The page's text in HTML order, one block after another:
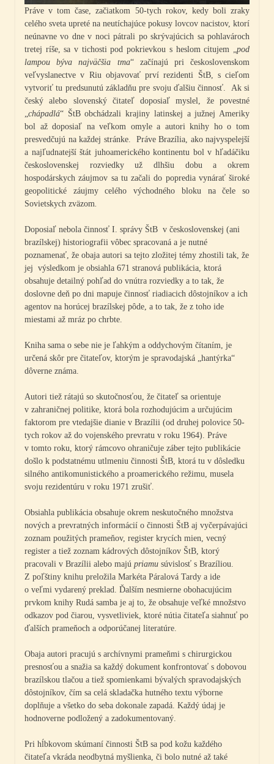
Práve v tom čase, začiatkom 50-tych rokov, kedy boli zraky
celého sveta upreté na neutíchajúce pokusy lovcov nacistov, ktorí
neúnavne vo dne v noci pátrali po skrývajúcich sa pohlavároch
tretej ríše, sa v tichosti pod pokrievkou s heslom citujem „ pod
lampou býva najväčšia tma“ začínajú pri československom
veľvyslanectve v Riu objavovať prví rezidenti ŠtB, s cieľom
vytvoriť tu predsunutú základňu pre svoju ďalšiu činnosť. Ak si
český alebo slovenský čitateľ doposiaľ myslel, že povestné
chápadlá“ ŠtB obchádzali krajiny latinskej a južnej Ameriky
bol až doposiaľ na veľkom omyle a autori knihy ho o tom
presvedčujú na každej stránke. Práve Brazília, ako najvyspelejší
a najľudnatejší štát juhoamerického kontinentu bol v hľadáčiku
československej rozviedky už dlhšiu dobu a okrem
hospodárskych záujmov sa tu začali do popredia vynárať široké
geopolitické záujmy celého východného bloku na čele so
Sovietskych zväzom
Doposiaľ nebola činnosť I. správy ŠtB v československej (ani
brazílskej) historiografii vôbec spracovaná a je nutné
poznamenať, že obaja autori sa tejto zložitej témy zhostili tak, že
jej výsledkom je obsiahla 671 stranová publikácia, ktorá
obsahuje detailný pohľad do vnútra rozviedky a to tak, že
doslovne deň po dni mapuje činnosť riadiacich dôstojníkov a ich
agentov na horúcej brazílskej pôde, a to tak, že z toho ide
miestami až mráz po chrbte.
Kniha sama o sebe nie je ľahkým a oddychovým čítaním, je
určená skôr pre čitateľov, ktorým je spravodajská „hantýrka“
dôverne známa.
Autori tiež rátajú so skutočnosťou, že čitateľ sa orientuje
v zahraničnej politike, ktorá bola rozhodujúcim a určujúcim
faktorom pre vtedajšie dianie v Brazílii (od druhej polovice 50-
tych rokov až do vojenského prevratu v roku 1964). Práve
v tomto roku, ktorý rámcovo ohraničuje záber tejto publikácie
došlo k podstatnému utlmeniu činnosti ŠtB, ktorá tu v dôsledku
silného antikomunistického a proamerického režimu, musela
svoju rezidentúru v roku 1971 zrušiť.
Obsiahla publikácia obsahuje okrem neskutočného množstva
nových a prevratných informácií o činnosti ŠtB aj vyčerpávajúci
zoznam použitých prameňov, register krycích mien, vecný
register a tiež zoznam kádrových dôstojníkov ŠtB, ktorý
pracovali v Brazílii alebo majú priamu súvislosť s Brazíliou.
Z poľštiny knihu preložila Markéta Páralová Tardy a ide
o veľmi vydarený preklad. Ďalším nesmierne obohacujúcim
prvkom knihy Rudá samba je aj to, že obsahuje veľké množstvo
odkazov pod čiarou, vysvetliviek, ktoré nútia čitateľa siahnuť po
ďalších prameňoch a odporúčanej literatúre.
Obaja autori pracujú s archívnymi prameňmi s chirurgickou
presnosťou a snažia sa každý dokument konfrontovať s dobovou
brazílskou tlačou a tiež spomienkami bývalých spravodajských
dôstojníkov, čím sa celá skladačka hutného textu výborne
doplňuje a všetko do seba dokonale zapadá. Každý údaj je
hodnoverne podložený a zadokumentovaný.
Pri hĺbkovom skúmaní činnosti ŠtB sa pod kožu každého
čitateľa vkráda neodbytná myšlienka, či bolo nutné až také